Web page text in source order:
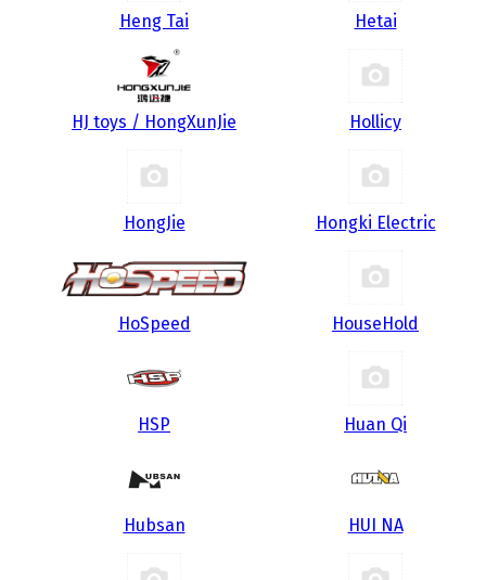
Heng Tai Hetai
HJ toys / HongXunJie Hollicy
HongJie Hongki Electric
HoSpeed HouseHold
HSP Huan Qi
Hubsan HUI NA